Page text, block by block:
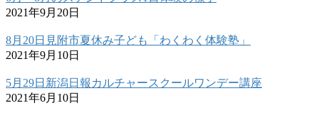
2021年9月20日
8月20日見附市夏休み子ども「わくわく体験塾」
2021年9月10日
5月29日新潟日報カルチャースクールワンデー講座
2021年6月10日